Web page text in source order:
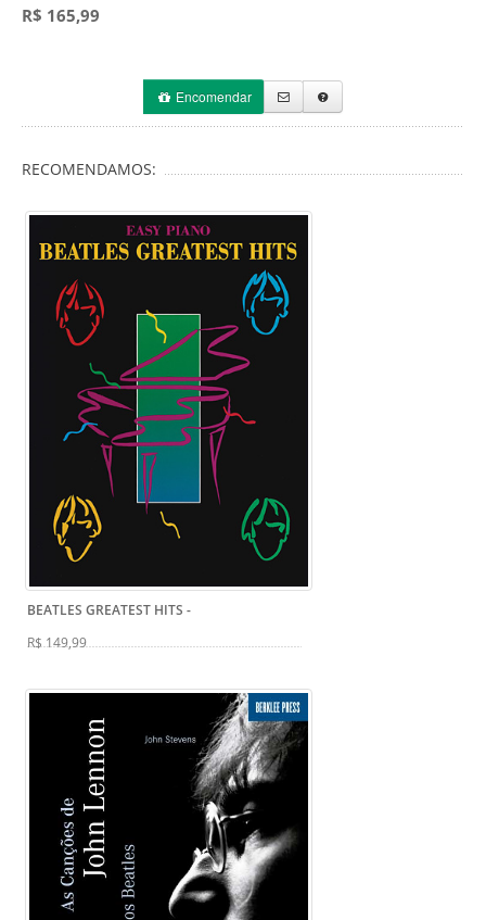
R$ 165,99
Encomendar
RECOMENDAMOS:
BEATLES GREATEST HITS -
R$ 149,99